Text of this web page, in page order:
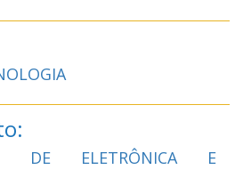
DE ELETRÔNICA E